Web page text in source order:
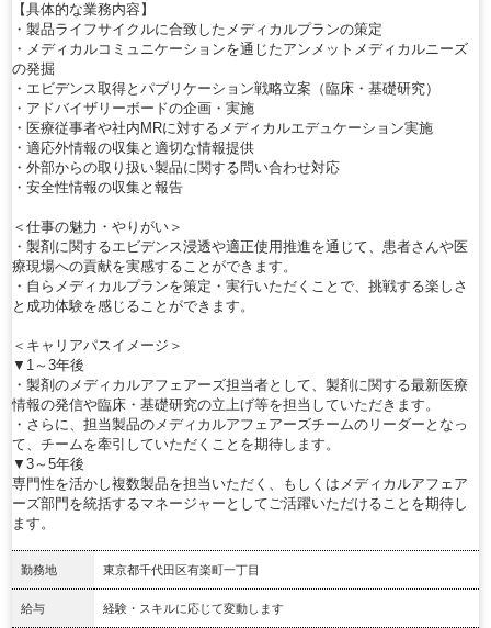
【具体的な業務内容】
・製品ライフサイクルに合致したメディカルプランの策定
・メディカルコミュニケーションを通じたアンメットメディカルニーズ
の発掘
・エビデンス取得とパブリケーション戦略立案（臨床・基礎研究）
・アドバイザリーボードの企画・実施
・医療従事者や社内MRに対するメディカルエデュケーション実施
・適応外情報の収集と適切な情報提供
・外部からの取り扱い製品に関する問い合わせ対応
・安全性情報の収集と報告
＜仕事の魅力・やりがい＞
・製剤に関するエビデンス浸透や適正使用推進を通じて、患者さんや医
療現場への貢献を実感することができます。
・自らメディカルプランを策定・実行いただくことで、挑戦する楽しさ
と成功体験を感じることができます。
＜キャリアパスイメージ＞
▼1～3年後
・製剤のメディカルアフェアーズ担当者として、製剤に関する最新医療
情報の発信や臨床・基礎研究の立上げ等を担当していただきます。
・さらに、担当製品のメディカルアフェアーズチームのリーダーとなっ
て、チームを牽引していただくことを期待します。
▼3～5年後
専門性を活かし複数製品を担当いただく、もしくはメディカルアフェア
ーズ部門を統括するマネージャーとしてご活躍いただけることを期待し
ます。
勤務地 東京都千代田区有楽町一丁目
給与 経験・スキルに応じて変動します